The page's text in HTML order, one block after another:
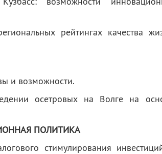
рейтингах качества
и возможности.
осетровых на Волге на
ПОЛИТИКА
стимулирования